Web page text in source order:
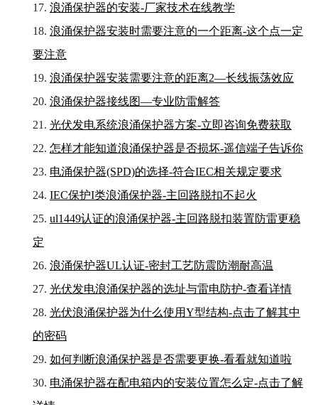
17. 浪涌保护器的安装-厂家技术在线教学
18. 浪涌保护器安装时需要注意的一个距离-这个点一定
要注意
19. 浪涌保护器安装需要注意的距离2—长线振荡效应
20. 浪涌保护器接线图—专业防雷解答
21. 光伏发电系统浪涌保护器方案-立即咨询免费获取
22. 怎样才能知道浪涌保护器是否损坏-遥信端子告诉你
23. 电涌保护器(SPD)的选择-符合IEC相关规定要求
24. IEC保护I类浪涌保护器-主回路脱扣不起火
25. ul1449认证的浪涌保护器-主回路脱扣装置防雷更稳
定
26. 浪涌保护器UL认证-密封工艺防震防潮耐高温
27. 光伏发电浪涌保护器的选址与雷电防护-查看详情
28. 光伏浪涌保护器为什么使用Y型结构-点击了解其中
的密码
29. 如何判断浪涌保护器是否需要更换-看看就知道啦
30. 电涌保护器在配电箱内的安装位置怎么定-点击了解